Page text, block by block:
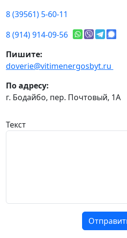
8 (39561) 5-60-11
8 (914) 914-09-56
Пишите:
doverie@vitimenergosbyt.ru
По адресу:
г. Бодайбо, пер. Почтовый, 1А
Текст